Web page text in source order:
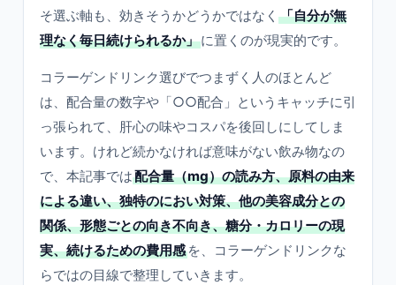
そ選ぶ軸も、効きそうかどうかではなく 「自分が無
理なく毎日続けられるか」に置くのが現実的です。
コラーゲンドリンク選びでつまずく人のほとんど
は、配合量の数字や「○○配合」というキャッチに引
っ張られて、肝心の味やコスパを後回しにしてしま
います。けれど続かなければ意味がない飲み物なの
で、本記事では配合量（mg）の読み方、原料の由来
による違い、独特のにおい対策、他の美容成分との
関係、形態ごとの向き不向き、糖分・カロリーの現
実、続けるための費用感 を、コラーゲンドリンクな
らではの目線で整理していきます。